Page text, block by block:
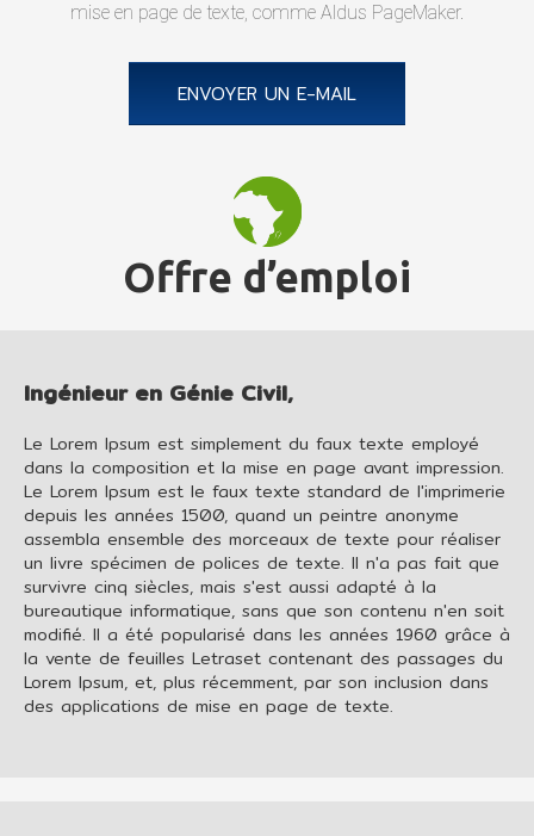
mise en page de texte, comme Aldus PageMaker.
ENVOYER UN E-MAIL
Offre d’emploi
Ingénieur en Génie Civil,
Le Lorem Ipsum est simplement du faux texte employé
dans la composition et la mise en page avant impression.
Le Lorem Ipsum est le faux texte standard de l'imprimerie
depuis les années 1500, quand un peintre anonyme
assembla ensemble des morceaux de texte pour réaliser
un livre spécimen de polices de texte. Il n'a pas fait que
survivre cinq siècles, mais s'est aussi adapté à la
bureautique informatique, sans que son contenu n'en soit
modifié. Il a été popularisé dans les années 1960 grâce à
la vente de feuilles Letraset contenant des passages du
Lorem Ipsum, et, plus récemment, par son inclusion dans
des applications de mise en page de texte.